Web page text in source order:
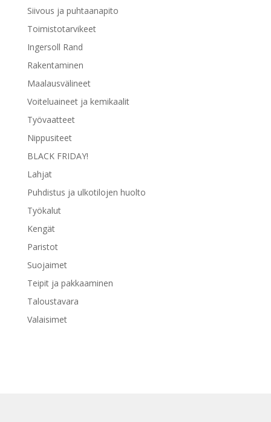
Siivous ja puhtaanapito
Toimistotarvikeet
Ingersoll Rand
Rakentaminen
Maalausvälineet
Voiteluaineet ja kemikaalit
Työvaatteet
Nippusiteet
BLACK FRIDAY!
Lahjat
Puhdistus ja ulkotilojen huolto
Työkalut
Kengät
Paristot
Suojaimet
Teipit ja pakkaaminen
Taloustavara
Valaisimet